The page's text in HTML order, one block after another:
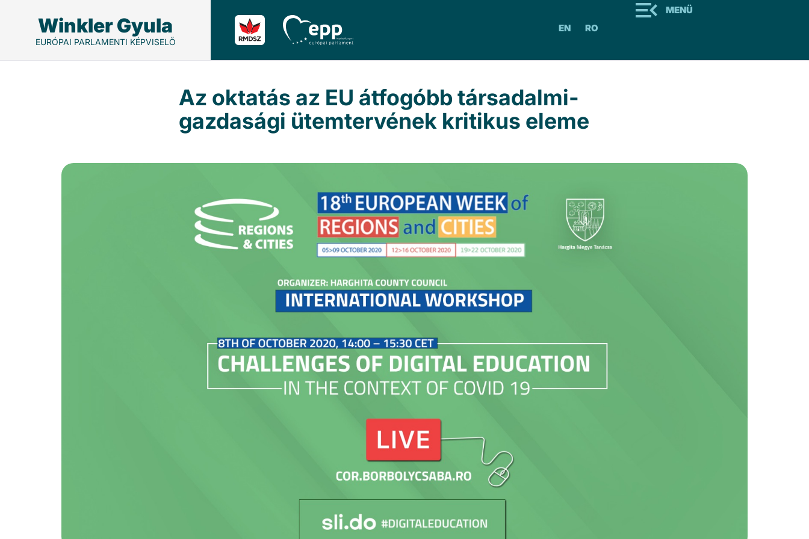
Winkler Gyula
EURÓPAI PARLAMENTI KÉPVISELŐ
EN RO
MENÜ
Az oktatás az EU átfogóbb társadalmi-
gazdasági ütemtervének kritikus eleme